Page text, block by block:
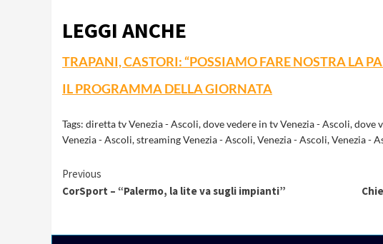
LEGGI ANCHE
TRAPANI, CASTORI: “POSSIAMO FARE NOSTRA LA
IL PROGRAMMA DELLA GIORNATA
Tags: diretta tv Venezia - Ascoli,dove vedere in tv Venezia - Ascoli,dove
Venezia - Ascoli,streaming Venezia - Ascoli,Venezia - Ascoli,Venezia -
Continue
Reading
Previous
CorSport – “Palermo, la lite va sugli impianti”